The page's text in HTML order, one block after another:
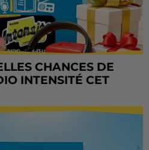
CHANCES DE
INTENSITÉ CET